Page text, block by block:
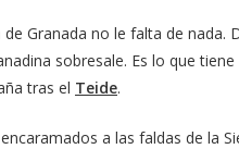
Granada no le falta de
sobresale. Es lo que
tras el Teide.
a las faldas de la